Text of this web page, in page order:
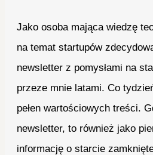
Jako osoba mająca wiedzę
na temat startupów
newsletter z pomysłami na
przeze mnie latami. Co
pełen wartościowych treści.
newsletter, to również jako
informację o starcie